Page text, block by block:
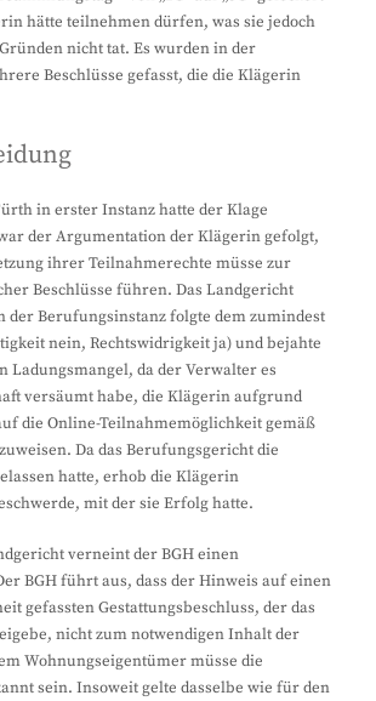
hätte teilnehmen dürfen, was sie jedoch
nicht tat. Es wurden in der
Beschlüsse gefasst, die die Klägerin
in erster Instanz hatte der Klage
der Argumentation der Klägerin gefolgt,
ihrer Teilnahmerechte müsse zur
Beschlüsse führen. Das Landgericht
Berufungsinstanz folgte dem zumindest
nein, Rechtswidrigkeit ja) und bejahte
Ladungsmangel, da der Verwalter es
versäumt habe, die Klägerin aufgrund
die Online-Teilnahmemöglichkeit gemäß
Da das Berufungsgericht die
hatte, erhob die Klägerin
mit der sie Erfolg hatte.
verneint der BGH einen
BGH führt aus, dass der Hinweis auf einen
gefassten Gestattungsbeschluss, der das
nicht zum notwendigen Inhalt der
Wohnungseigentümer müsse die
sein. Insoweit gelte dasselbe wie für den